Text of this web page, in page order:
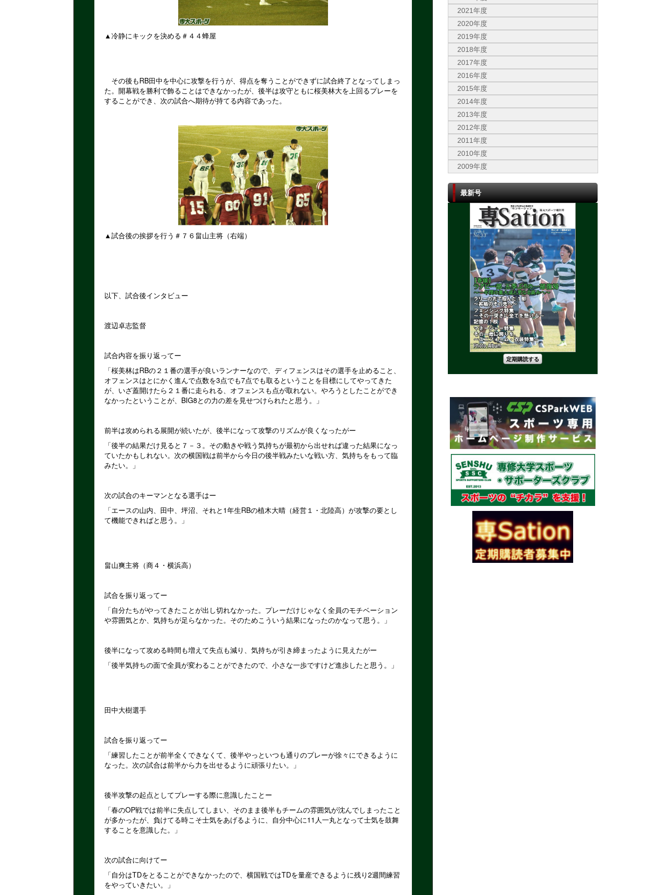
▲冷静にキックを決める＃４４蜂屋
その後もRB田中を中心に攻撃を行うが、得点を奪うことができずに試合終了となってしまっ
た。開幕戦を勝利で飾ることはできなかったが、後半は攻守ともに桜美林大を上回るプレーを
することができ、次の試合へ期待が持てる内容であった。
▲試合後の挨拶を行う＃７６畠山主将（右端）
以下、試合後インタビュー
渡辺卓志監督
試合内容を振り返ってー
「桜美林はRBの２１番の選手が良いランナーなので、ディフェンスはその選手を止めること、
オフェンスはとにかく進んで点数を3点でも7点でも取るということを目標にしてやってきた
が、いざ蓋開けたら２１番に走られる、オフェンスも点が取れない。やろうとしたことができ
なかったということが、BIG8との力の差を見せつけられたと思う。」
前半は攻められる展開が続いたが、後半になって攻撃のリズムが良くなったがー
「後半の結果だけ見ると７－３。その動きや戦う気持ちが最初から出せれば違った結果になっ
ていたかもしれない。次の横国戦は前半から今日の後半戦みたいな戦い方、気持ちをもって臨
みたい。」
次の試合のキーマンとなる選手はー
「エースの山内、田中、坪沼、それと1年生RBの植木大晴（経営１・北陸高）が攻撃の要とし
て機能できればと思う。」
畠山爽主将（商４・横浜高）
試合を振り返ってー
「自分たちがやってきたことが出し切れなかった。プレーだけじゃなく全員のモチベーション
や雰囲気とか、気持ちが足らなかった。そのためこういう結果になったのかなって思う。」
後半になって攻める時間も増えて失点も減り、気持ちが引き締まったように見えたがー
「後半気持ちの面で全員が変わることができたので、小さな一歩ですけど進歩したと思う。」
田中大樹選手
試合を振り返ってー
「練習したことが前半全くできなくて、後半やっといつも通りのプレーが徐々にできるように
なった。次の試合は前半から力を出せるように頑張りたい。」
後半攻撃の起点としてプレーする際に意識したことー
「春のOP戦では前半に失点してしまい、そのまま後半もチームの雰囲気が沈んでしまったこと
が多かったが、負けてる時こそ士気をあげるように、自分中心に11人一丸となって士気を鼓舞
することを意識した。」
次の試合に向けてー
「自分はTDをとることができなかったので、横国戦ではTDを量産できるように残り2週間練習
をやっていきたい。」
2021年度
2020年度
2019年度
2018年度
2017年度
2016年度
2015年度
2014年度
2013年度
2012年度
2011年度
2010年度
2009年度
最新号
定期購読する